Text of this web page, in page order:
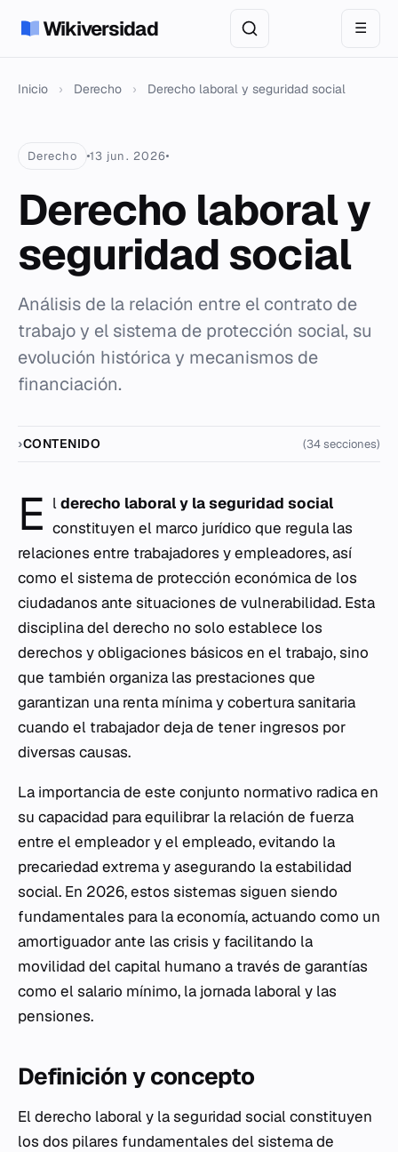
Wikiversidad ☰
Inicio › Derecho › Derecho laboral y seguridad social
Derecho 13 jun. 2026
Derecho laboral y
seguridad social
Análisis de la relación entre el contrato de
trabajo y el sistema de protección social, su
evolución histórica y mecanismos de
financiación.
CONTENIDO (34 secciones)
E lderecho laboral y la seguridad social
constituyen el marco jurídico que regula las
relaciones entre trabajadores y empleadores, así
como el sistema de protección económica de los
ciudadanos ante situaciones de vulnerabilidad. Esta
disciplina del derecho no solo establece los
derechos y obligaciones básicos en el trabajo, sino
que también organiza las prestaciones que
garantizan una renta mínima y cobertura sanitaria
cuando el trabajador deja de tener ingresos por
diversas causas.
La importancia de este conjunto normativo radica en
su capacidad para equilibrar la relación de fuerza
entre el empleador y el empleado, evitando la
precariedad extrema y asegurando la estabilidad
social. En 2026, estos sistemas siguen siendo
fundamentales para la economía, actuando como un
amortiguador ante las crisis y facilitando la
movilidad del capital humano a través de garantías
como el salario mínimo, la jornada laboral y las
pensiones.
Definición y concepto
El derecho laboral y la seguridad social constituyen
los dos pilares fundamentales del sistema de